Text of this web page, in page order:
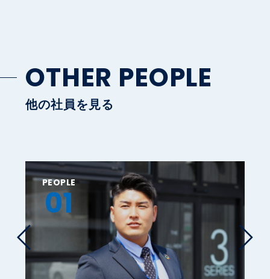
OTHER PEOPLE
他の社員を見る
PEOPLE
01